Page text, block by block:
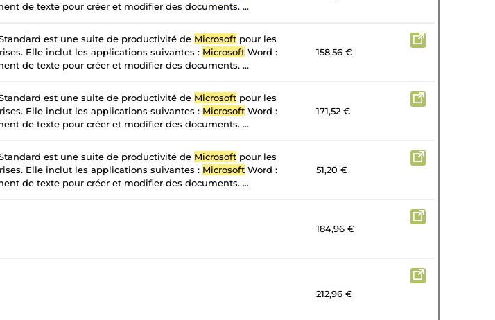
de texte pour créer et modifier des documents. ...
est une suite de productivité de Microsoft pour les
Elle inclut les applications suivantes : Microsoft Word :
de texte pour créer et modifier des documents. ...
158,56 €
est une suite de productivité de Microsoft pour les
Elle inclut les applications suivantes : Microsoft Word :
de texte pour créer et modifier des documents. ...
171,52 €
est une suite de productivité de Microsoft pour les
Elle inclut les applications suivantes : Microsoft Word :
de texte pour créer et modifier des documents. ...
51,20 €
184,96 €
212,96 €